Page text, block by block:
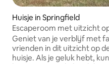
Huisje in Springfield
Escaperoom met uitzicht
Geniet van je verblijf met
vrienden in dit uitzicht op
huisje. Als je geluk hebt,